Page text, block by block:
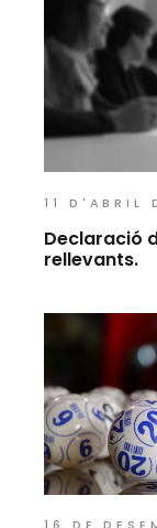
11 D'ABRIL
Declaració
rellevants.